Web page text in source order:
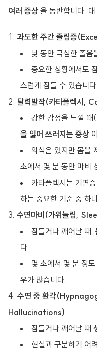
여러 증상 을 동반합니다.
과도한 주간 졸림증
낮 동안 극심한 졸음
중요한 상황에서도
스럽게 잠들 수 있습니다.
탈력발작(카타플렉시,
강한 감정을 느낄 때
을 잃어 쓰러지는 증상
의식은 있지만 몸을
초에서 몇 분 동안 마비
카타플렉시는 기면
하는 중요한 기준 중 하
수면마비(가위눌림,
잠들거나 깨어날 때,
다.
몇 초에서 몇 분 정
우가 많습니다.
수면 중 환각
Hallucinations)
잠들거나 깨어날 때
현실과 구분하기 어